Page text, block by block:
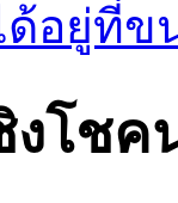
ด้อยู่ที่
งโช